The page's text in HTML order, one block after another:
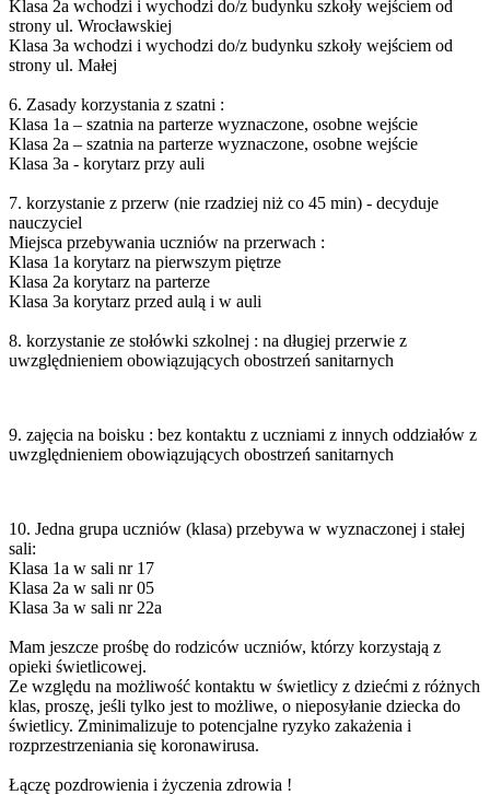
Klasa 2a wchodzi i wychodzi do/z budynku szkoły wejściem od
strony ul. Wrocławskiej
Klasa 3a wchodzi i wychodzi do/z budynku szkoły wejściem od
strony ul. Małej
6. Zasady korzystania z szatni :
Klasa 1a – szatnia na parterze wyznaczone, osobne wejście
Klasa 2a – szatnia na parterze wyznaczone, osobne wejście
Klasa 3a - korytarz przy auli
7. korzystanie z przerw (nie rzadziej niż co 45 min) - decyduje
nauczyciel
Miejsca przebywania uczniów na przerwach :
Klasa 1a korytarz na pierwszym piętrze
Klasa 2a korytarz na parterze
Klasa 3a korytarz przed aulą i w auli
8. korzystanie ze stołówki szkolnej : na długiej przerwie z
uwzględnieniem obowiązujących obostrzeń sanitarnych
9. zajęcia na boisku : bez kontaktu z uczniami z innych oddziałów z
uwzględnieniem obowiązujących obostrzeń sanitarnych
10. Jedna grupa uczniów (klasa) przebywa w wyznaczonej i stałej
sali:
Klasa 1a w sali nr 17
Klasa 2a w sali nr 05
Klasa 3a w sali nr 22a
Mam jeszcze prośbę do rodziców uczniów, którzy korzystają z
opieki świetlicowej.
Ze względu na możliwość kontaktu w świetlicy z dziećmi z różnych
klas, proszę, jeśli tylko jest to możliwe, o nieposyłanie dziecka do
świetlicy. Zminimalizuje to potencjalne ryzyko zakażenia i
rozprzestrzeniania się koronawirusa.
Łączę pozdrowienia i życzenia zdrowia !